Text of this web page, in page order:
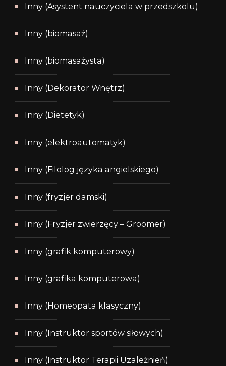
Inny (Asystent nauczyciela w przedszkolu)
Inny (biomasaż)
Inny (biomasażysta)
Inny (Dekorator Wnętrz)
Inny (Dietetyk)
Inny (elektroautomatyk)
Inny (Filolog języka angielskiego)
Inny (fryzjer damski)
Inny (Fryzjer zwierzęcy – Groomer)
Inny (grafik komputerowy)
Inny (grafika komputerowa)
Inny (Homeopata klasyczny)
Inny (Instruktor sportów siłowych)
Inny (Instruktor Terapii Uzależnień)